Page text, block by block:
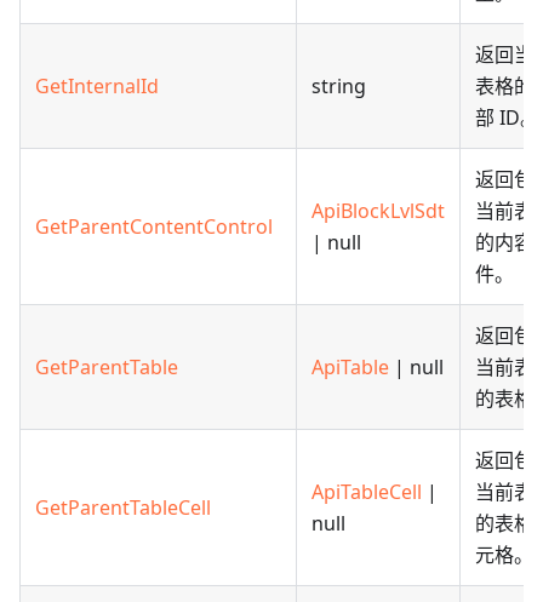
GetInternalId string
返回当
表格的
部 ID。
GetParentContentControl
ApiBlockLvlSdt
| null
返回包
当前表
的内容
件。
GetParentTable ApiTable | null
返回包
当前表
的表格
GetParentTableCell
ApiTableCell |
null
返回包
当前表
的表格
元格。